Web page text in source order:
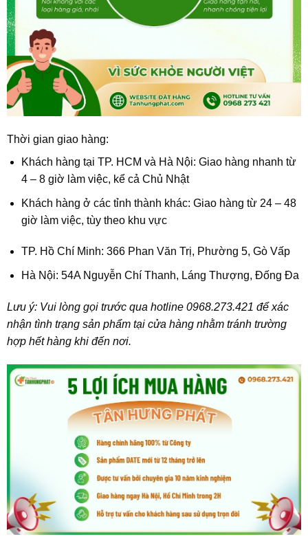
Thời gian giao hàng:
Khách hàng tại TP. HCM và Hà Nội: Giao hàng nhanh từ
4 – 8 giờ làm việc, kể cả Chủ Nhật
Khách hàng ở các tỉnh thành khác: Giao hàng từ 24 – 48
giờ làm việc, tùy theo khu vực
TP. Hồ Chí Minh: 366 Phan Văn Trị, Phường 5, Gò Vấp
Hà Nội: 54A Nguyễn Chí Thanh, Láng Thượng, Đống Đa
Lưu ý: Vui lòng gọi trước qua hotline 0968.273.421 để xác
nhận tình trạng sản phẩm tại cửa hàng nhằm tránh trường
hợp hết hàng khi đến nơi.